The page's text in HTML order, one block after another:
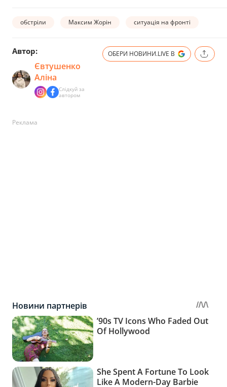
обстріли Максим Жорін ситуація на фронті
Автор:
Євтушенко
Аліна
Слідкуй за
автором
ОБЕРИ НОВИНИ.LIVE В
Реклама